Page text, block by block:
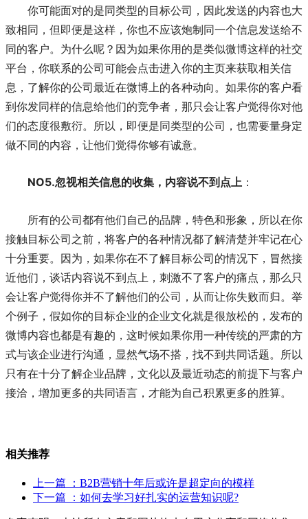
你可能面对的是同类型的目标公司，因此发送的内容也大
致相同，但即便是这样，你也不应该炮制同一个信息发送给不
同的客户。为什么呢？因为如果你用的是类似微博这样的社交
平台，你联系的公司可能会点击进入你的主页来获取相关信
息，了解你的公司最近在微博上的各种动向。如果你的客户看
到你发同样的信息给他们的竞争者，那只会让客户觉得你对他
们的态度很敷衍。所以，即便是同类型的公司，也需要量身定
做不同的内容，让他们觉得你够有诚意。
NO5.忽视相关信息的收集，内容说不到点上 ：
所有的公司都有他们自己的品牌，特色和形象，所以在你
接触目标公司之前，将客户的各种情况都了解清楚并牢记在心
十分重要。因为，如果你在不了解目标公司的情况下，冒然接
近他们，谈话内容说不到点上，刺激不了客户的痛点，那么只
会让客户觉得你并不了解他们的公司，从而让你失败而归。举
个例子，假如你的目标企业的企业文化就是很放松的，发布的
微博内容也都是有趣的，这时候如果你用一种传统的严肃的方
式与该企业进行沟通，显然气场不搭，找不到共同话题。所以
只有在十分了解企业品牌，文化以及最近动态的前提下与客户
接洽，增加更多的共同语言，才能为自己积累更多的胜算。
相关推荐
上一篇
：B2B营销十年后或许是超定向的模样
下一篇
：如何去学习好扎实的运营知识呢?